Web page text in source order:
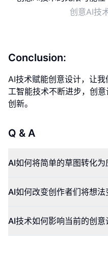
创意AI技
Conclusion:
AI技术赋能创意设计，让
工智能技术不断进步，创
创新。
Q & A
AI如何将简单的草图转化为
AI如何改变创作者们将想法
AI技术如何影响当前的创意